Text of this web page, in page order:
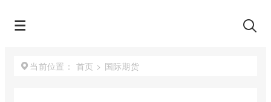
当前位置： 首页 > 国际期货